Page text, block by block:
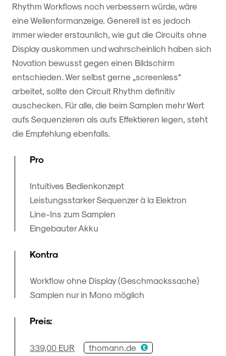
Rhythm Workflows noch verbessern würde, wäre
eine Wellenformanzeige. Generell ist es jedoch
immer wieder erstaunlich, wie gut die Circuits ohne
Display auskommen und wahrscheinlich haben sich
Novation bewusst gegen einen Bildschirm
entschieden. Wer selbst gerne „screenless“
arbeitet, sollte den Circuit Rhythm definitiv
auschecken. Für alle, die beim Samplen mehr Wert
aufs Sequenzieren als aufs Effektieren legen, steht
die Empfehlung ebenfalls.
Pro
Intuitives Bedienkonzept
Leistungsstarker Sequenzer à la Elektron
Line-Ins zum Samplen
Eingebauter Akku
Kontra
Workflow ohne Display (Geschmackssache)
Samplen nur in Mono möglich
Preis:
339,00 EUR
thomann.de